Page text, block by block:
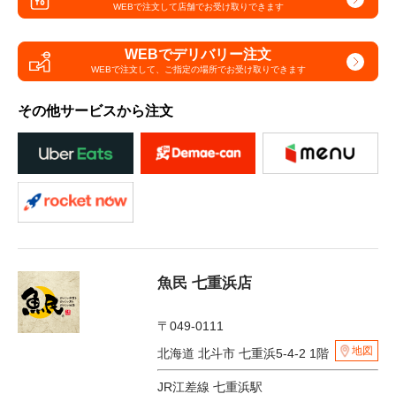
WEBで注文して店舗でお受け取りできます
WEBでデリバリー注文
WEBで注文して、 ご指定の場所でお受け取りできます
その他サービスから注文
魚民 七重浜店
〒049-0111
北海道 北斗市 七重浜5-4-2 1階
地図
JR江差線 七重浜駅